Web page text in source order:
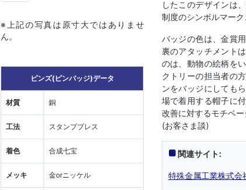
※上記の写真は原寸大ではありませ
ん。
ピンズ(ピンバッジ)データ
材質 銅
工法 スタンププレス
着色 合成七宝
メッキ 金orニッケル
したこのデザインは
制度のシンボルマーク
バッジの色は、金賞
裏のアタッチメント
のは、動物の絵柄を
クトリーの担当者の
ンをバッジにしても
場で着用する帽子に
改善に対するモチベー
(お客さま談)
関連サイト:
特殊金属工業株式会